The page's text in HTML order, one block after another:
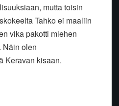
mutta toisin
Tahko ei maaliin
vika pakotti miehen
Näin olen
Keravan kisaan.